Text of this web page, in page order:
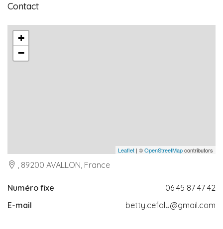
Contact
+
−
Leaflet | ©OpenStreetMapcontributors
, 89200 AVALLON, France
Numéro fixe
06 45 87 47 42
E-mail
betty.cefalu@gmail.com